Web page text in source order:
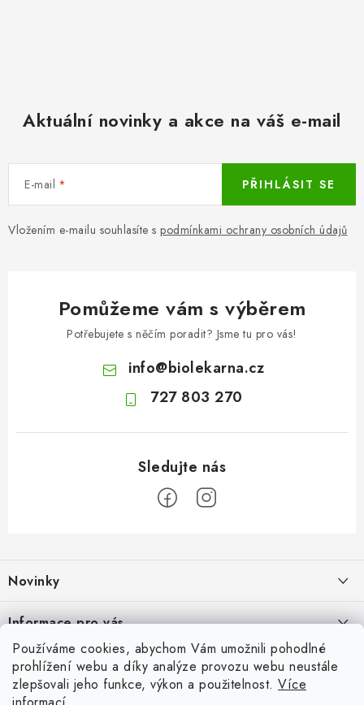
Používáme cookies, abychom Vám umožnili pohodlné
prohlížení webu a díky analýze provozu webu neustále
zlepšovali jeho funkce, výkon a použitelnost. Více
Aktuální novinky a akce na váš e-mail
E-mail
Vložením e-mailu souhlasíte s podmínkami ochrany osobních údajů
PŘIHLÁSIT SE
Pomůžeme vám s výběrem
Potřebujete s něčím poradit? Jsme tu pro vás!
info@biolekarna.cz
727 803 270
p
a
t
Novinky
Olivový olej při zácpě: co ukazují klinické studie?
Jak na klidné trávení na cestách
4.8.2026
Informace pro vás
Odborný garant MUDr. Monika Klaudysová
Jak nakupovat
Přijímáme online platby